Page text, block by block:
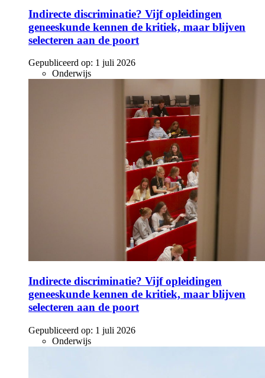
Indirecte discriminatie? Vijf opleidingen
geneeskunde kennen de kritiek, maar blijven
selecteren aan de poort
Gepubliceerd op: 1 juli 2026
Onderwijs
Indirecte discriminatie? Vijf opleidingen
geneeskunde kennen de kritiek, maar blijven
selecteren aan de poort
Gepubliceerd op: 1 juli 2026
Onderwijs